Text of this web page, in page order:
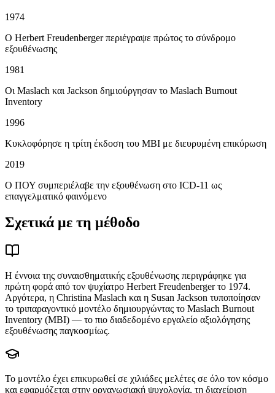
1974
Ο Herbert Freudenberger περιέγραψε πρώτος το σύνδρομο
εξουθένωσης
1981
Οι Maslach και Jackson δημιούργησαν το Maslach Burnout
Inventory
1996
Κυκλοφόρησε η τρίτη έκδοση του MBI με διευρυμένη επικύρωση
2019
Ο ΠΟΥ συμπεριέλαβε την εξουθένωση στο ICD-11 ως
επαγγελματικό φαινόμενο
Σχετικά με τη μέθοδο
Η έννοια της συναισθηματικής εξουθένωσης περιγράφηκε για
πρώτη φορά από τον ψυχίατρο Herbert Freudenberger το 1974.
Αργότερα, η Christina Maslach και η Susan Jackson τυποποίησαν
το τριπαραγοντικό μοντέλο δημιουργώντας το Maslach Burnout
Inventory (MBI) — το πιο διαδεδομένο εργαλείο αξιολόγησης
εξουθένωσης παγκοσμίως.
Το μοντέλο έχει επικυρωθεί σε χιλιάδες μελέτες σε όλο τον κόσμο
και εφαρμόζεται στην οργανωσιακή ψυχολογία, τη διαχείριση